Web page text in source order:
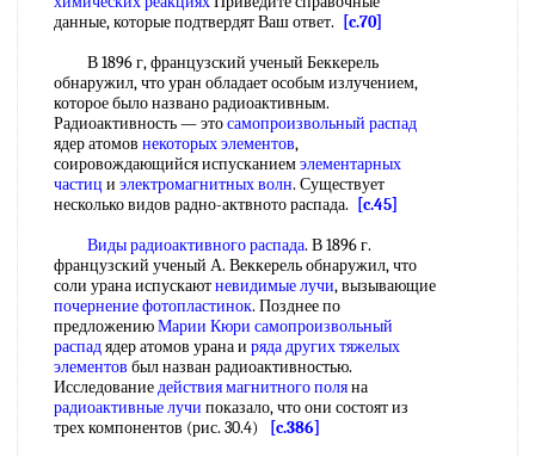
данные, которые подтвердят Ваш ответ.
[c.70]
В 1896 г, французский ученый Беккерель
обнаружил, что уран обладает особым излучением,
которое было названо радиоактивным.
Радиоактивность — этосамопроизвольный распад
ядер атомов некоторых элементов,
соировождающийся испусканиемэлементарных
частиц и электромагнитных волн. Существует
несколько видов радно-актвното распада.
[c.45]
Виды радиоактивного распада. В 1896 г.
французский ученый А. Веккерель обнаружил, что
соли урана испускаютневидимые лучи, вызывающие
почернение фотопластинок. Позднее по
предложениюМарии Кюри самопроизвольный
распадядер атомов урана и ряда другихтяжелых
элементов был назван радиоактивностью.
Исследованиедействия магнитного поляна
радиоактивные лучи показало, что они состоят из
трех компонентов (рис. 30.4)
[c.386]